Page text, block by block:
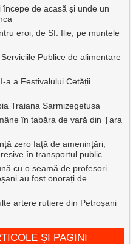
de acasă și unde un
eroi, de Sf. Ilie, pe muntele
Publice de alimentare
a a Festivalului Cetății
Traiana Sarmizegetusa
în tabăra de vară din Țara
zero față de amenințări,
în transportul public
cu o seamă de profesori
au fost onorați de
artere rutiere din Petroșani
ȘI PAGINI